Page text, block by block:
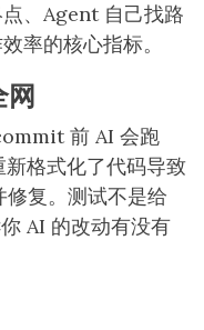
、Agent 自己找路
率的核心指标。
网
前 AI 会跑
格式化了代码导致
复。测试不是给
AI 的改动有没有